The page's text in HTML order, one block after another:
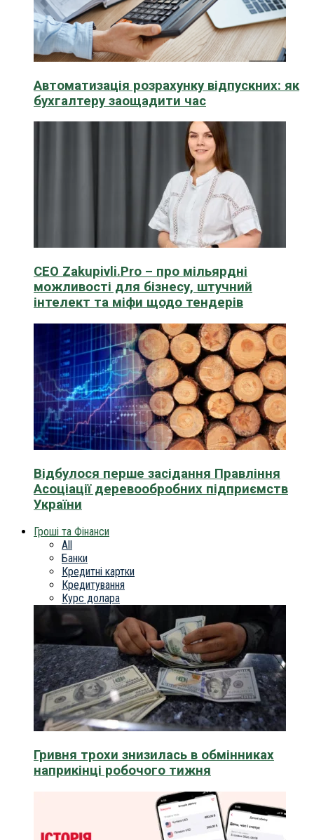
Автоматизація розрахунку відпускних: як
бухгалтеру заощадити час
CEO Zakupivli.Pro – про мільярдні
можливості для бізнесу, штучний
інтелект та міфи щодо тендерів
Відбулося перше засідання Правління
Асоціації деревообробних підприємств
України
Гроші та Фінанси
All
Банки
Кредитні картки
Кредитування
Курс долара
Гривня трохи знизилась в обмінниках
наприкінці робочого тижня